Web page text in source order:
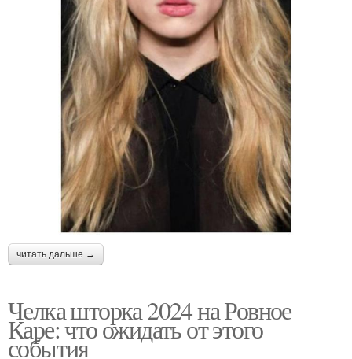
читать дальше →
Челка шторка 2024 на Ровное
Каре: что ожидать от этого
события